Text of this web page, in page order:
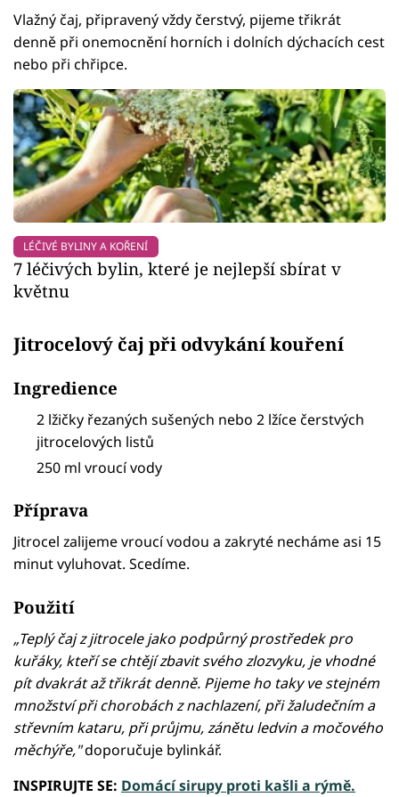
Vlažný čaj, připravený vždy čerstvý, pijeme třikrát
denně při onemocnění horních i dolních dýchacích cest
nebo při chřipce.
LÉČIVÉ BYLINY A KOŘENÍ
7 léčivých bylin, které je nejlepší sbírat v
květnu
Jitrocelový čaj při odvykání kouření
Ingredience
2 lžičky řezaných sušených nebo 2 lžíce čerstvých
jitrocelových listů
250 ml vroucí vody
Příprava
Jitrocel zalijeme vroucí vodou a zakryté necháme asi 15
minut vyluhovat. Scedíme.
Použití
„Teplý čaj z jitrocele jako podpůrný prostředek pro
kuřáky, kteří se chtějí zbavit svého zlozvyku, je vhodné
pít dvakrát až třikrát denně. Pijeme ho taky ve stejném
množství při chorobách z nachlazení, při žaludečním a
střevním kataru, při průjmu, zánětu ledvin a močového
měchýře,"doporučuje bylinkář.
INSPIRUJTE SE: Domácí sirupy proti kašli a rýmě.